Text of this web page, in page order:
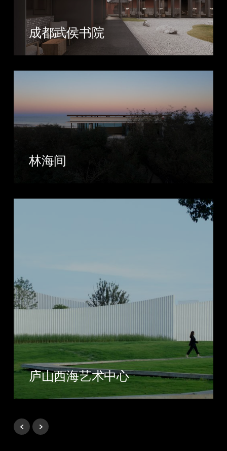
成都武侯书院
林海间
庐山西海艺术中心